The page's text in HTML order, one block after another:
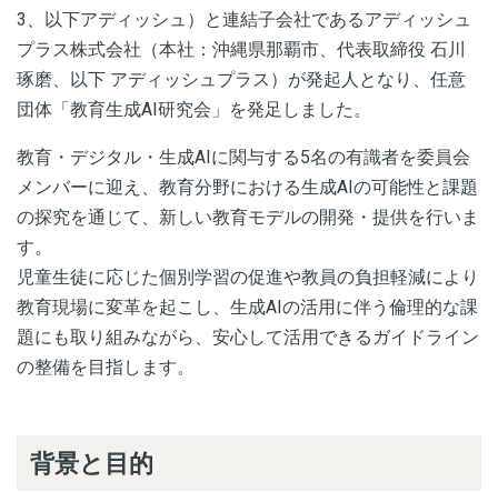
3、以下アディッシュ）と連結子会社であるアディッシュ
プラス株式会社（本社：沖縄県那覇市、代表取締役 石川
琢磨、以下 アディッシュプラス）が発起人となり、任意
団体「教育生成AI研究会」を発足しました。
教育・デジタル・生成AIに関与する5名の有識者を委員会
メンバーに迎え、教育分野における生成AIの可能性と課題
の探究を通じて、新しい教育モデルの開発・提供を行いま
す。
児童生徒に応じた個別学習の促進や教員の負担軽減により
教育現場に変革を起こし、生成AIの活用に伴う倫理的な課
題にも取り組みながら、安心して活用できるガイドライン
の整備を目指します。
背景と目的